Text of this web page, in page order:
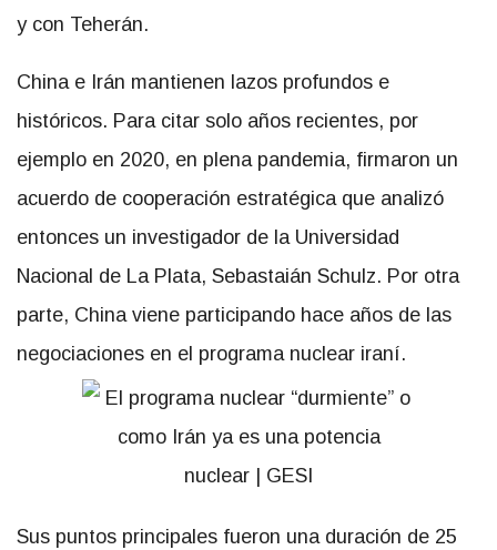
y con Teherán.
China e Irán mantienen lazos profundos e
históricos. Para citar solo años recientes, por
ejemplo en 2020, en plena pandemia, firmaron un
acuerdo de cooperación estratégica que analizó
entonces un investigador de la Universidad
Nacional de La Plata, Sebastaián Schulz. Por otra
parte, China viene participando hace años de las
negociaciones en el programa nuclear iraní.
Sus puntos principales fueron una duración de 25